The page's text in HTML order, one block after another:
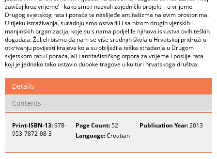
zavičaj kroz vrijeme’ - kako smo i nazvali zajednički projekt – u vrijeme
Drugog svjetskog rata i poraća te naslijeđe antifašizma na ovim prostorima.
U tijeku istraživanja, suradnju smo ostvarili i sa nizom drugih vjerskih i
manjinskih organizacija, koje su s nama podjelile njihova iskustva ovih teških
događaja. Željeli bismo da nam se više srednjih škola u Hrvatskoj pridruži u
otkrivanju povijesti krajeva koja su obilježila teška stradanja u Drugom
svjetskom ratu i poraća, ali i antifašističkog otpora za vrijeme i poslije rata
koji je jednako tako ostavio duboke tragove u kulturi hrvatskoga društva.
Details
Contents
Print-ISBN-13:978-
953-7872-08-3
Page Count:52 Publication Year:2013
Language:Croatian